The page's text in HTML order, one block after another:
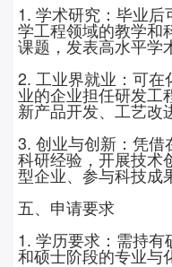
1. 学术研究：毕业
学工程领域的教学和
课题，发表高水平学
2. 工业界就业：可
业的企业担任研发工
新产品开发、工艺改
3. 创业与创新：凭借
科研经验，开展技术
型企业、参与科技成
五、申请要求
1. 学历要求：需持
和硕士阶段的专业与